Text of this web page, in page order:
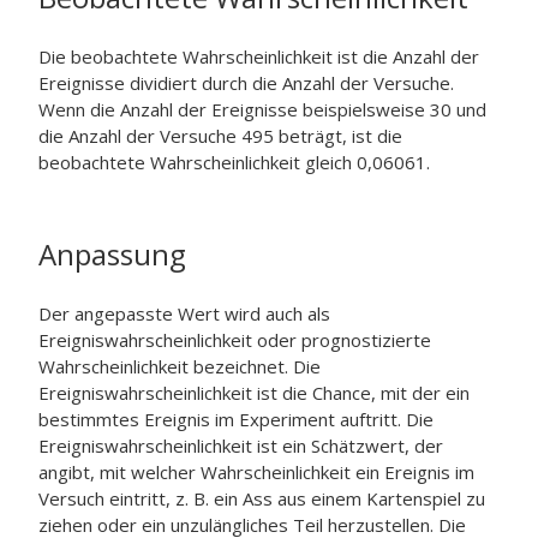
Die beobachtete Wahrscheinlichkeit ist die Anzahl der
Ereignisse dividiert durch die Anzahl der Versuche.
Wenn die Anzahl der Ereignisse beispielsweise 30 und
die Anzahl der Versuche 495 beträgt, ist die
beobachtete Wahrscheinlichkeit gleich 0,06061.
Anpassung
Der angepasste Wert wird auch als
Ereigniswahrscheinlichkeit oder prognostizierte
Wahrscheinlichkeit bezeichnet. Die
Ereigniswahrscheinlichkeit ist die Chance, mit der ein
bestimmtes Ereignis im Experiment auftritt. Die
Ereigniswahrscheinlichkeit ist ein Schätzwert, der
angibt, mit welcher Wahrscheinlichkeit ein Ereignis im
Versuch eintritt, z. B. ein Ass aus einem Kartenspiel zu
ziehen oder ein unzulängliches Teil herzustellen. Die